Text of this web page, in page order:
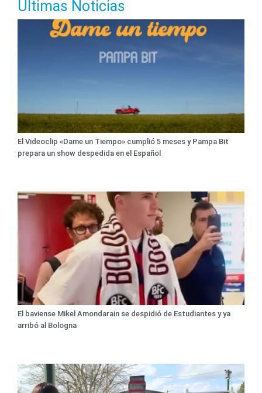
Últimas Noticias
El Videoclip «Dame un Tiempo» cumplió 5 meses y Pampa Bit
prepara un show despedida en el Español
El baviense Mikel Amondarain se despidió de Estudiantes y ya
arribó al Bologna